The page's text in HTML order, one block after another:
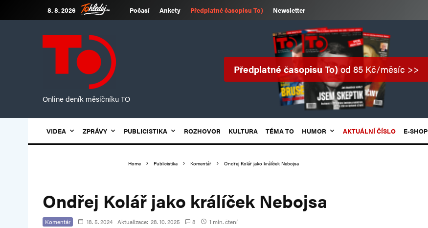
8. 8. 2026 Počasí Ankety Předplatné časopisu To) Newsletter
Online deník měsíčníku TO
Předplatné časopisu To)od 85 Kč/měsíc >>
VIDEA ZPRÁVY PUBLICISTIKA ROZHOVOR KULTURA TÉMA TO HUMOR AKTUÁLNÍ ČÍSLO E-SHOP
Home Publicistika Komentář Ondřej Kolář jako králíček Nebojsa
Ondřej Kolář jako králíček Nebojsa
Komentář 18. 5. 2024 Aktualizace: 28. 10. 2025 8 1 min. čtení